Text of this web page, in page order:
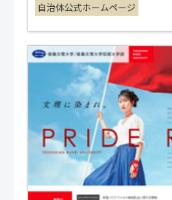
自治体公式ホームページ